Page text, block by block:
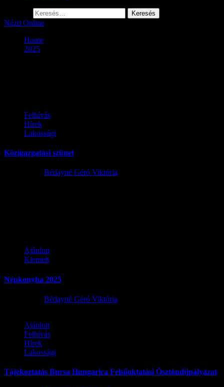
Nézd Online
Home
2025
Felhívás
Hírek
Lakossági
Közigazgatási szünet
Bédayné Géró Viktória
Ajánlott
Kiemelt
Népkonyha 2025
Bédayné Géró Viktória
Ajánlott
Felhívás
Hírek
Lakossági
Tájékoztatás Bursa Hungarica Felsőoktatási Ösztöndíjpályázat